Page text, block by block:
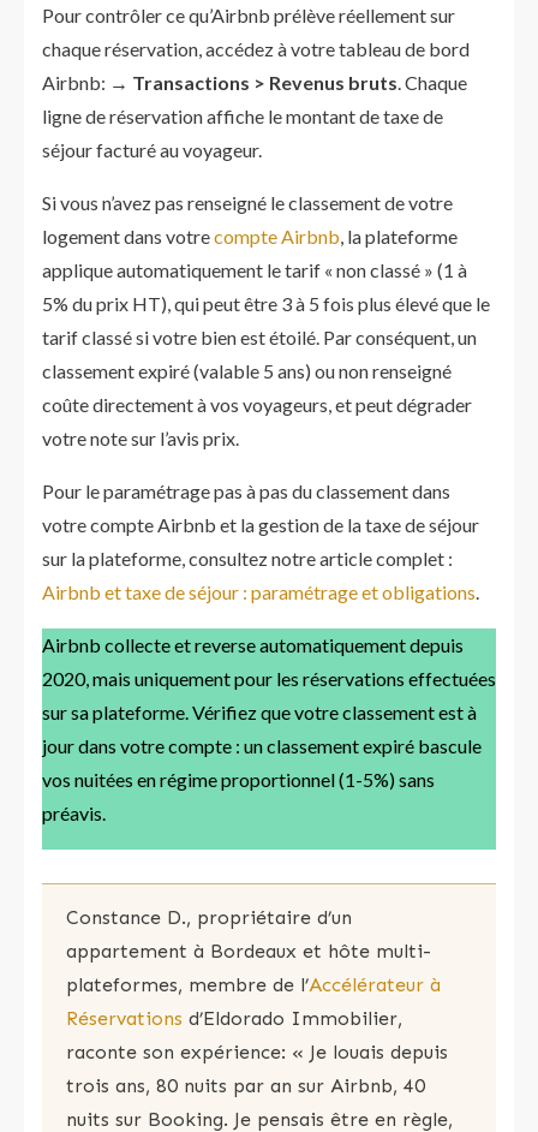
Pour contrôler ce qu’Airbnb prélève réellement sur
chaque réservation, accédez à votre tableau de bord
Airbnb: → Transactions > Revenus bruts. Chaque
ligne de réservation affiche le montant de taxe de
séjour facturé au voyageur.
Si vous n’avez pas renseigné le classement de votre
logement dans votrecompte Airbnb, la plateforme
applique automatiquement le tarif « non classé » (1 à
5% du prix HT), qui peut être 3 à 5 fois plus élevé que le
tarif classé si votre bien est étoilé. Par conséquent, un
classement expiré (valable 5 ans) ou non renseigné
coûte directement à vos voyageurs, et peut dégrader
votre note sur l’avis prix.
Pour le paramétrage pas à pas du classement dans
votre compte Airbnb et la gestion de la taxe de séjour
sur la plateforme, consultez notre article complet :
Airbnb et taxe de séjour : paramétrage et obligations.
Airbnb collecte et reverse automatiquement depuis
2020, mais uniquement pour les réservations effectuées
sur sa plateforme. Vérifiez que votre classement est à
jour dans votre compte : un classement expiré bascule
vos nuitées en régime proportionnel (1-5%) sans
préavis.
Constance D., propriétaire d’un
appartement à Bordeaux et hôte multi-
plateformes, membre de l’Accélérateur à
Réservations d’Eldorado Immobilier,
raconte son expérience: « Je louais depuis
trois ans, 80 nuits par an sur Airbnb, 40
nuits sur Booking. Je pensais être en règle,